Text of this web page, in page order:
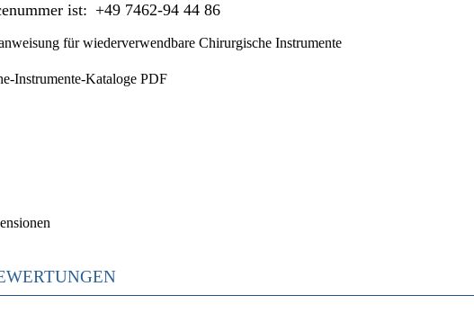
ist: +49 7462-94 44 86
für wiederverwendbare Chirurgische Instrumente
Instrumente-Kataloge PDF